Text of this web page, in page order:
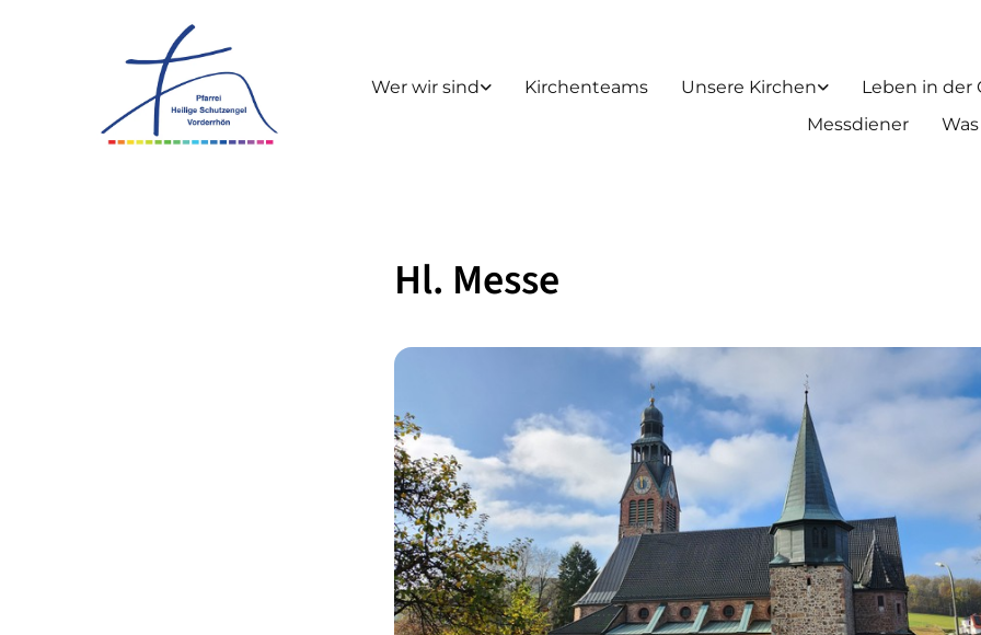
Wer wir sind Kirchenteams Unsere Kirchen
Leben in der
Messdiener
Hl. Messe